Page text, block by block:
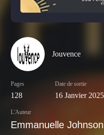
Jouvence
Pages
128
Date de sortie
16 Janvier 2025
L'Auteur
Emmanuelle Johnson